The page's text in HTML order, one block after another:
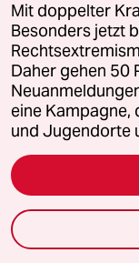
Landtagswahl in
Iran-Krieg
Ceuta
Verlag
Aktuelles
Mit doppelter
Besonders jetzt
Daher gehen 50
eine Kampagne,
und Jugendorte